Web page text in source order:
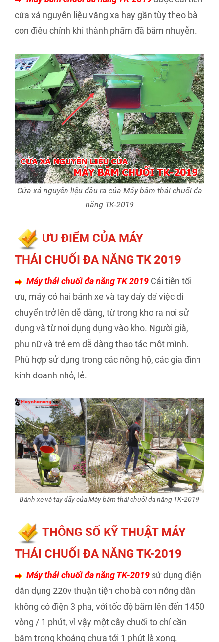
cửa xả nguyên liệu văng xa hay gần tùy theo bà
con điều chỉnh khi thành phẩm đã băm nhuyễn.
Cửa xả nguyên liệu đầu ra của Máy băm thái chuối đa
năng TK-2019
ƯU ĐIỂM CỦA MÁY
THÁI CHUỐI ĐA NĂNG TK 2019
Máy thái chuối đa năng TK 2019 Cải tiên tối
ưu, máy có hai bánh xe và tay đẩy để việc di
chuyển trở lên dễ dàng, từ trong kho ra nơi sử
dụng và từ nơi dụng dụng vào kho. Người già,
phụ nữ và trẻ em dễ dàng thao tác một mình.
Phù hợp sử dụng trong các nông hộ, các gia đình
kinh doanh nhỏ, lẻ.
Bánh xe và tay đẩy của Máy băm thái chuối đa năng TK-2019
THÔNG SỐ KỸ THUẬT MÁY
THÁI CHUỐI ĐA NĂNG TK-2019
Máy thái chuối đa năng TK-2019 sử dụng điện
dân dụng 220v thuận tiện cho bà con nông dân
không có điện 3 pha, với tốc độ băm lên đến 1450
vòng / 1 phút, vì vậy một cây chuối to chỉ cần
băm trong khoảng chưa tới 1 phút là xong.